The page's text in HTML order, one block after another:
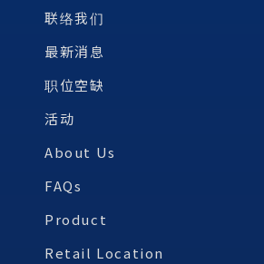
联络我们
最新消息
职位空缺
活动
About Us
FAQs
Product
Retail Location